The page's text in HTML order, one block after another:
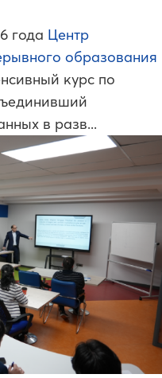
года Центр
образования
курс по
в разв...